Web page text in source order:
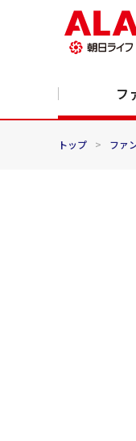
フ
トップ > ファ